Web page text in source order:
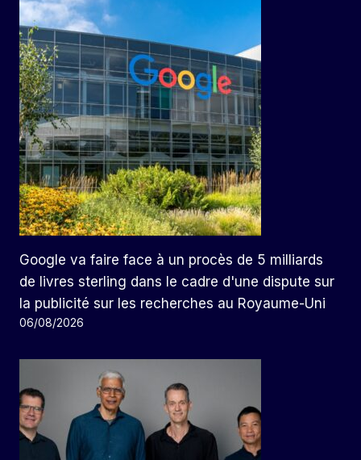
Google va faire face à un procès de 5 milliards
de livres sterling dans le cadre d'une dispute sur
la publicité sur les recherches au Royaume-Uni
06/08/2026